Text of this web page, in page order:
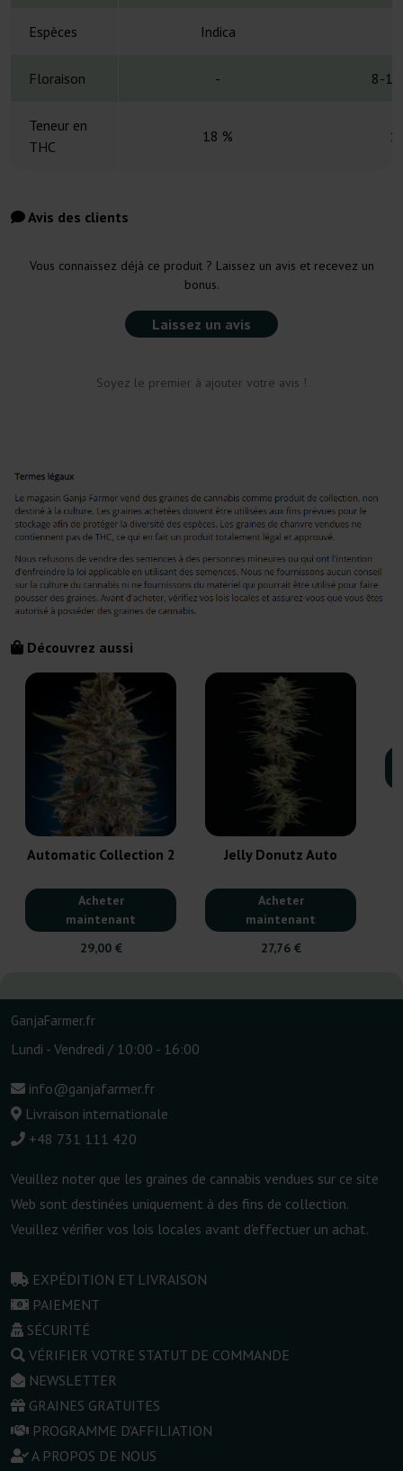
Espèces Indica
Floraison - 8-10
Teneur en
THC
18 %
Avis des clients
Vous connaissez déjà ce produit ? Laissez un avis et recevez un
bonus.
Laissez un avis
Soyez le premier à ajouter votre avis !
Découvrez aussi
Automatic Collection 2
Acheter
maintenant
29,00 €
Jelly Donutz Auto
Acheter
maintenant
27,76 €
GanjaFarmer.fr
Lundi - Vendredi / 10:00 - 16:00
info@ganjafarmer.fr
Livraison internationale
+48 731 111 420
Veuillez noter que les graines de cannabis vendues sur ce site
Web sont destinées uniquement à des fins de collection.
Veuillez vérifier vos lois locales avant d'effectuer un achat.
EXPÉDITION ET LIVRAISON
PAIEMENT
SÉCURITÉ
VÉRIFIER VOTRE STATUT DE COMMANDE
NEWSLETTER
GRAINES GRATUITES
PROGRAMME D'AFFILIATION
A PROPOS DE NOUS